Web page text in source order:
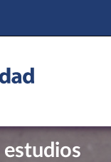
estudios